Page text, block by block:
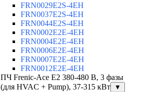
FRN0029E2S-4EH
FRN0037E2S-4EH
FRN0044E2S-4EH
FRN0002E2E-4EH
FRN0004E2E-4EH
FRN0006E2E-4EH
FRN0007E2E-4EH
FRN0012E2E-4EH
ПЧ Frenic-Ace E2 380-480 В, 3 фазы
(для HVAC + Pump), 37-315 кВт
▼